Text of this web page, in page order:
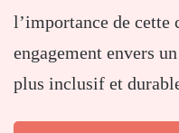
l’importance de cette
engagement envers
plus inclusif et